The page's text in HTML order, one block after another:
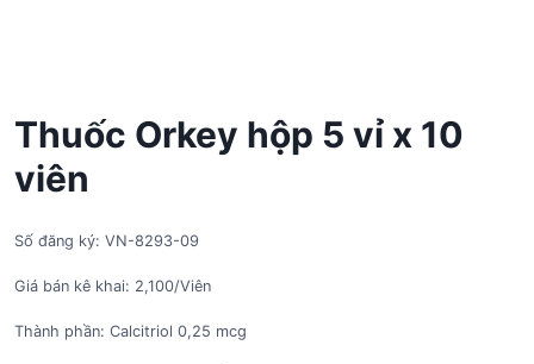
Thuốc Orkey hộp 5 vỉ x 10
viên
Số đăng ký: VN-8293-09
Giá bán kê khai: 2,100/Viên
Thành phần: Calcitriol 0,25 mcg